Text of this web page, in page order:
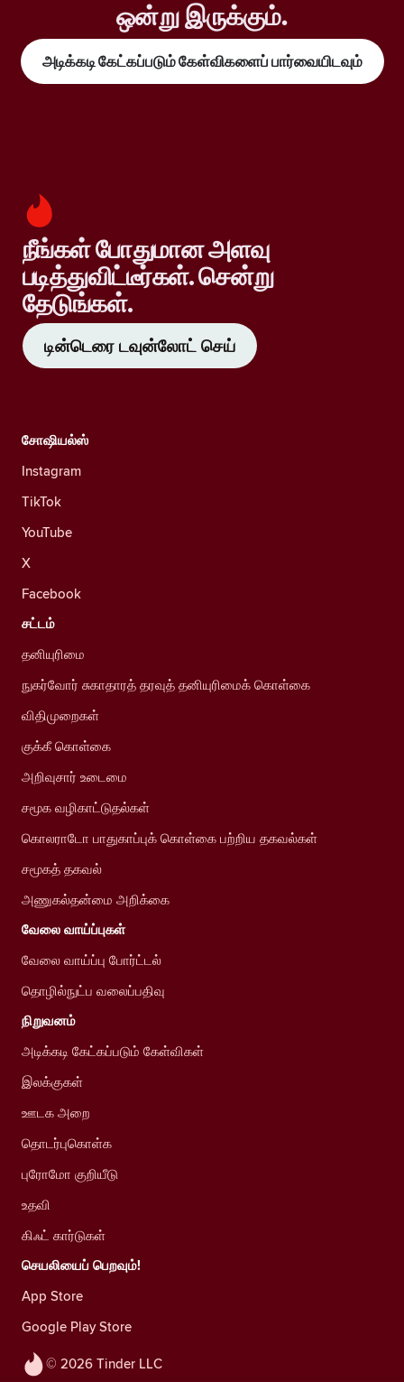
ஒன்று இருக்கும்.
அடிக்கடி கேட்கப்படும் கேள்விகளைப் பார்வையிடவும்
நீங்கள் போதுமான அளவு
படித்துவிட்டீர்கள். சென்று
தேடுங்கள்.
டின்டெரை டவுன்லோட் செய்
© 2026 Tinder LLC
சோஷியல்ஸ்
Instagram
TikTok
YouTube
X
Facebook
சட்டம்
தனியுரிமை
நுகர்வோர் சுகாதாரத் தரவுத் தனியுரிமைக் கொள்கை
விதிமுறைகள்
குக்கீ கொள்கை
அறிவுசார் உடைமை
சமூக வழிகாட்டுதல்கள்
கொலராடோ பாதுகாப்புக் கொள்கை பற்றிய தகவல்கள்
சமூகத் தகவல்
அணுகல்தன்மை அறிக்கை
வேலை வாய்ப்புகள்
வேலை வாய்ப்பு போர்ட்டல்
தொழில்நுட்ப வலைப்பதிவு
நிறுவனம்
அடிக்கடி கேட்கப்படும் கேள்விகள்
இலக்குகள்
ஊடக அறை
தொடர்புகொள்க
புரோமோ குறியீடு
உதவி
கிஃட் கார்டுகள்
செயலியைப் பெறவும்!
App Store
Google Play Store